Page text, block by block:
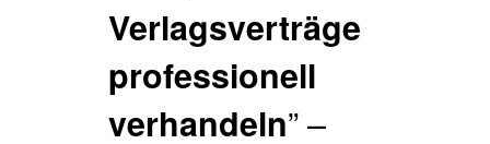
Verlagsverträge
professionell
verhandeln” –